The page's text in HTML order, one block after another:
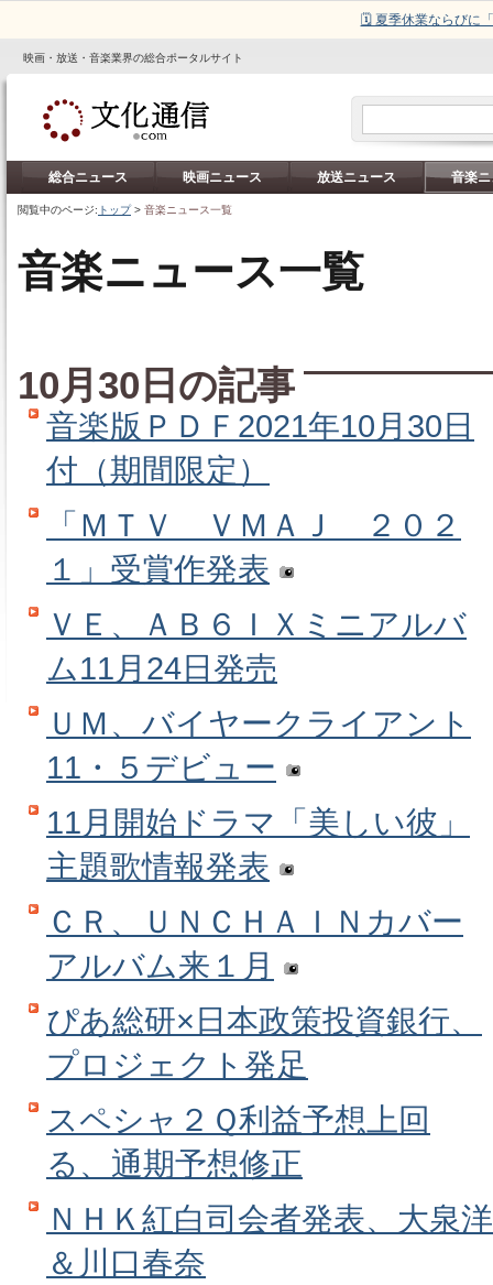
🗓️ 夏季休業ならびに
映画・放送・音楽業界の総合ポータルサイト
総合ニュース 映画ニュース 放送ニュース 音楽
閲覧中のページ: トップ> 音楽ニュース一覧
音楽ニュース一覧
10月30日の記事
音楽版ＰＤＦ2021年10月30日
付（期間限定）
「ＭＴＶ ＶＭＡＪ ２０２
１」受賞作発表
ＶＥ、ＡＢ６ＩＸミニアルバ
ム11月24日発売
ＵＭ、バイヤークライアント
11・５デビュー
11月開始ドラマ「美しい彼」
主題歌情報発表
ＣＲ、ＵＮＣＨＡＩＮカバー
アルバム来１月
ぴあ総研×日本政策投資銀行、
プロジェクト発足
スペシャ２Ｑ利益予想上回
る、通期予想修正
ＮＨＫ紅白司会者発表、大泉洋
＆川口春奈